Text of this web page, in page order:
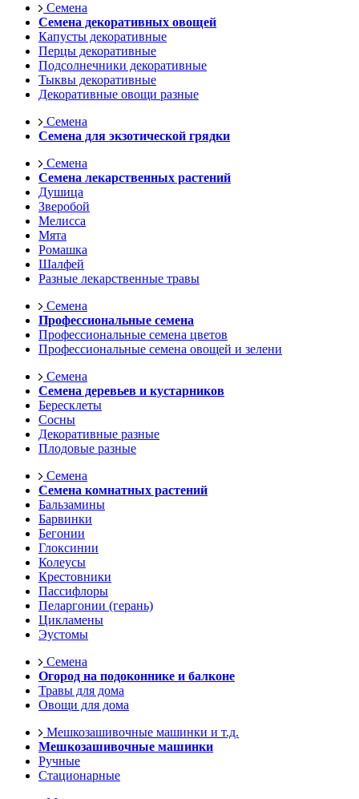
Семена
Семена декоративных овощей
Капусты декоративные
Перцы декоративные
Подсолнечники декоративные
Тыквы декоративные
Декоративные овощи разные
Семена
Семена для экзотической грядки
Семена
Семена лекарственных растений
Душица
Зверобой
Мелисса
Мята
Ромашка
Шалфей
Разные лекарственные травы
Семена
Профессиональные семена
Профессиональные семена цветов
Профессиональные семена овощей и зелени
Семена
Семена деревьев и кустарников
Бересклеты
Сосны
Декоративные разные
Плодовые разные
Семена
Семена комнатных растений
Бальзамины
Барвинки
Бегонии
Глоксинии
Колеусы
Крестовники
Пассифлоры
Пеларгонии (герань)
Цикламены
Эустомы
Семена
Огород на подоконнике и балконе
Травы для дома
Овощи для дома
Мешкозашивочные машинки и т.д.
Мешкозашивочные машинки
Ручные
Стационарные